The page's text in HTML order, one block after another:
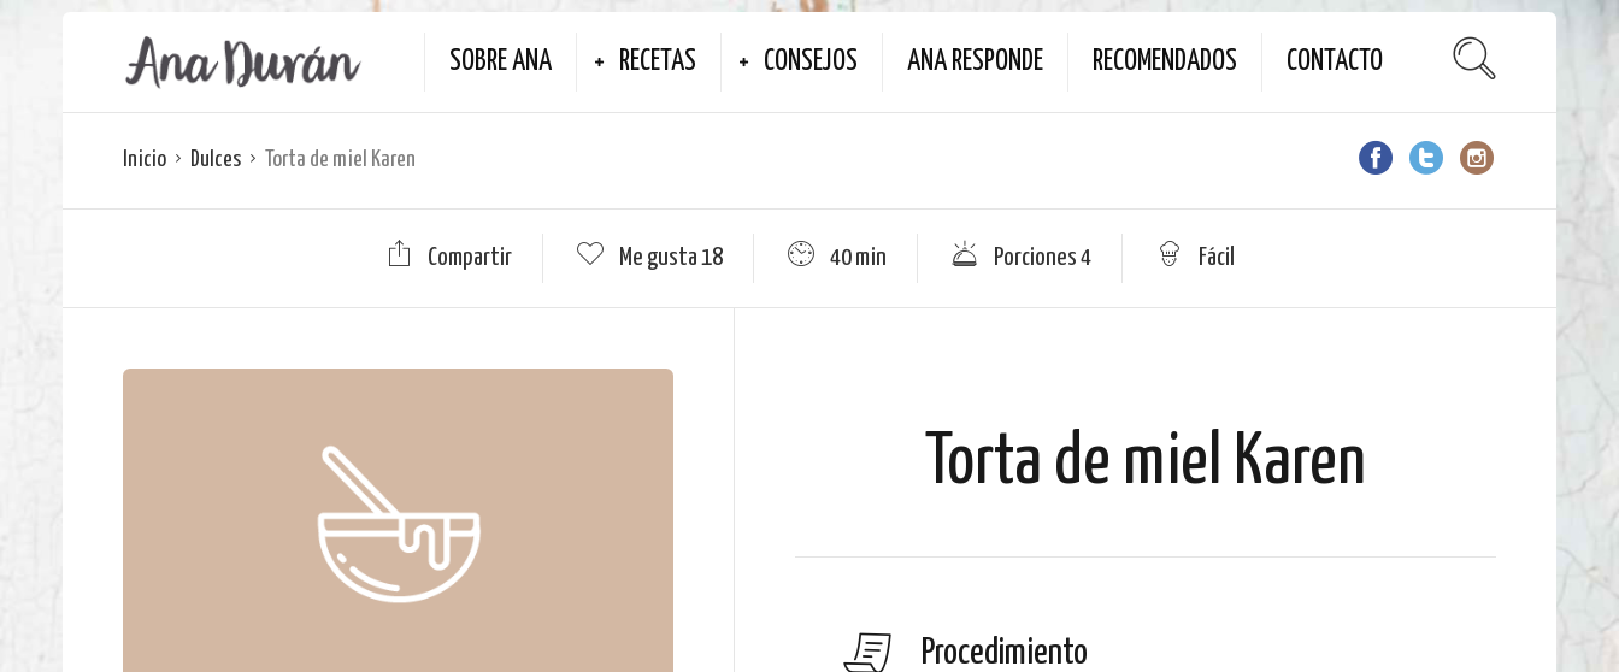
SOBRE ANA RECETAS CONSEJOS ANA RESPONDE RECOMENDADOS CONTACTO
Inicio Dulces Torta de miel Karen
Compartir Me gusta 18 40 min Porciones 4 Fácil
Torta de miel Karen
Procedimiento